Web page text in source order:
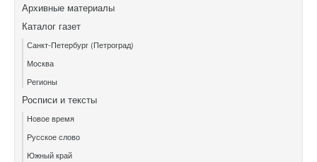
Архивные материалы
Каталог газет
Санкт-Петербург (Петроград)
Москва
Регионы
Росписи и тексты
Новое время
Русское слово
Южный край